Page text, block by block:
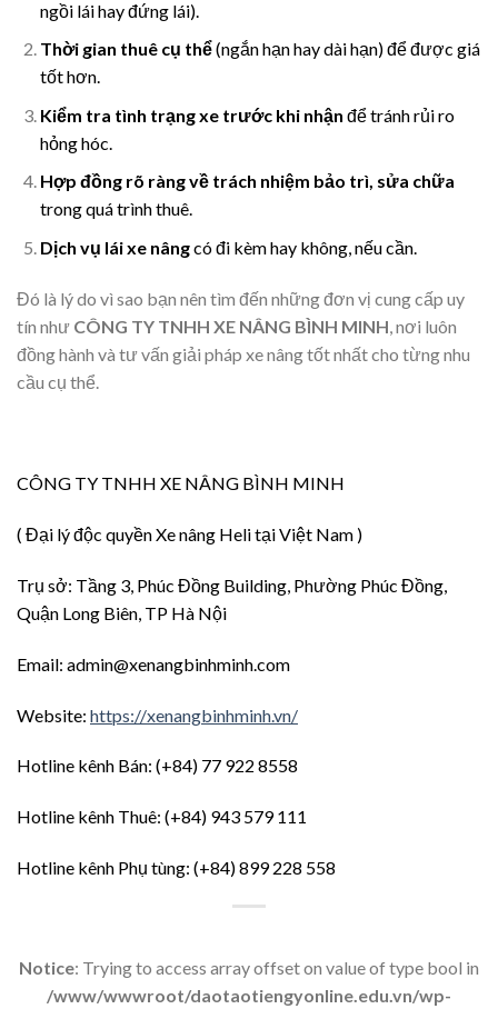
ngồi lái hay đứng lái).
Thời gian thuê cụ thể(ngắn hạn hay dài hạn) để được giá
tốt hơn.
Kiểm tra tình trạng xe trước khi nhận để tránh rủi ro
hỏng hóc.
Hợp đồng rõ ràng về trách nhiệm bảo trì, sửa chữa
trong quá trình thuê.
Dịch vụ lái xe nângcó đi kèm hay không, nếu cần.
Đó là lý do vì sao bạn nên tìm đến những đơn vị cung cấp uy
tín như CÔNG TY TNHH XE NÂNG BÌNH MINH, nơi luôn
đồng hành và tư vấn giải pháp xe nâng tốt nhất cho từng nhu
cầu cụ thể.
CÔNG TY TNHH XE NÂNG BÌNH MINH
( Đại lý độc quyền Xe nâng Heli tại Việt Nam )
Trụ sở: Tầng 3, Phúc Đồng Building, Phường Phúc Đồng,
Quận Long Biên, TP Hà Nội
Email: admin@xenangbinhminh.com
Website: https://xenangbinhminh.vn/
Hotline kênh Bán: (+84) 77 922 8558
Hotline kênh Thuê: (+84) 943 579 111
Hotline kênh Phụ tùng: (+84) 899 228 558
Notice: Trying to access array offset on value of type bool in
/www/wwwroot/daotaotiengyonline.edu.vn/wp-